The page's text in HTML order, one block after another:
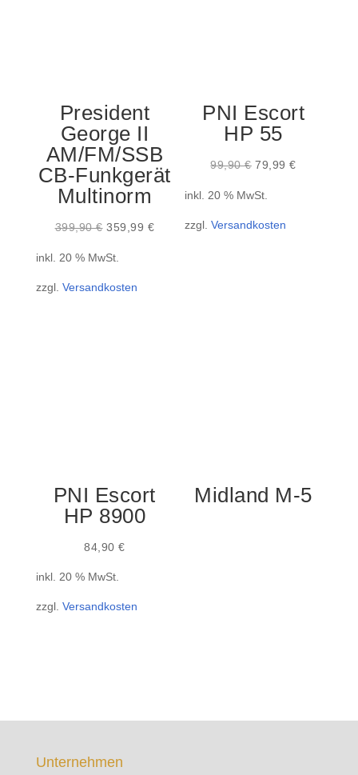
President
George II
AM/FM/SSB
CB-Funkgerät
Multinorm
399,90€ Ursprünglicher
399,90 €
359,99 €Aktueller
inkl. 20 % MwSt.
zzgl. Versandkosten
PNI Escort
HP 55
99,90€ Ursprünglicher
99,90 €
79,99€Aktueller
inkl. 20 % MwSt.
zzgl.Versandkosten
PNI Escort
HP 8900
84,90€
inkl. 20 % MwSt.
zzgl. Versandkosten
Midland M-5
Unternehmen